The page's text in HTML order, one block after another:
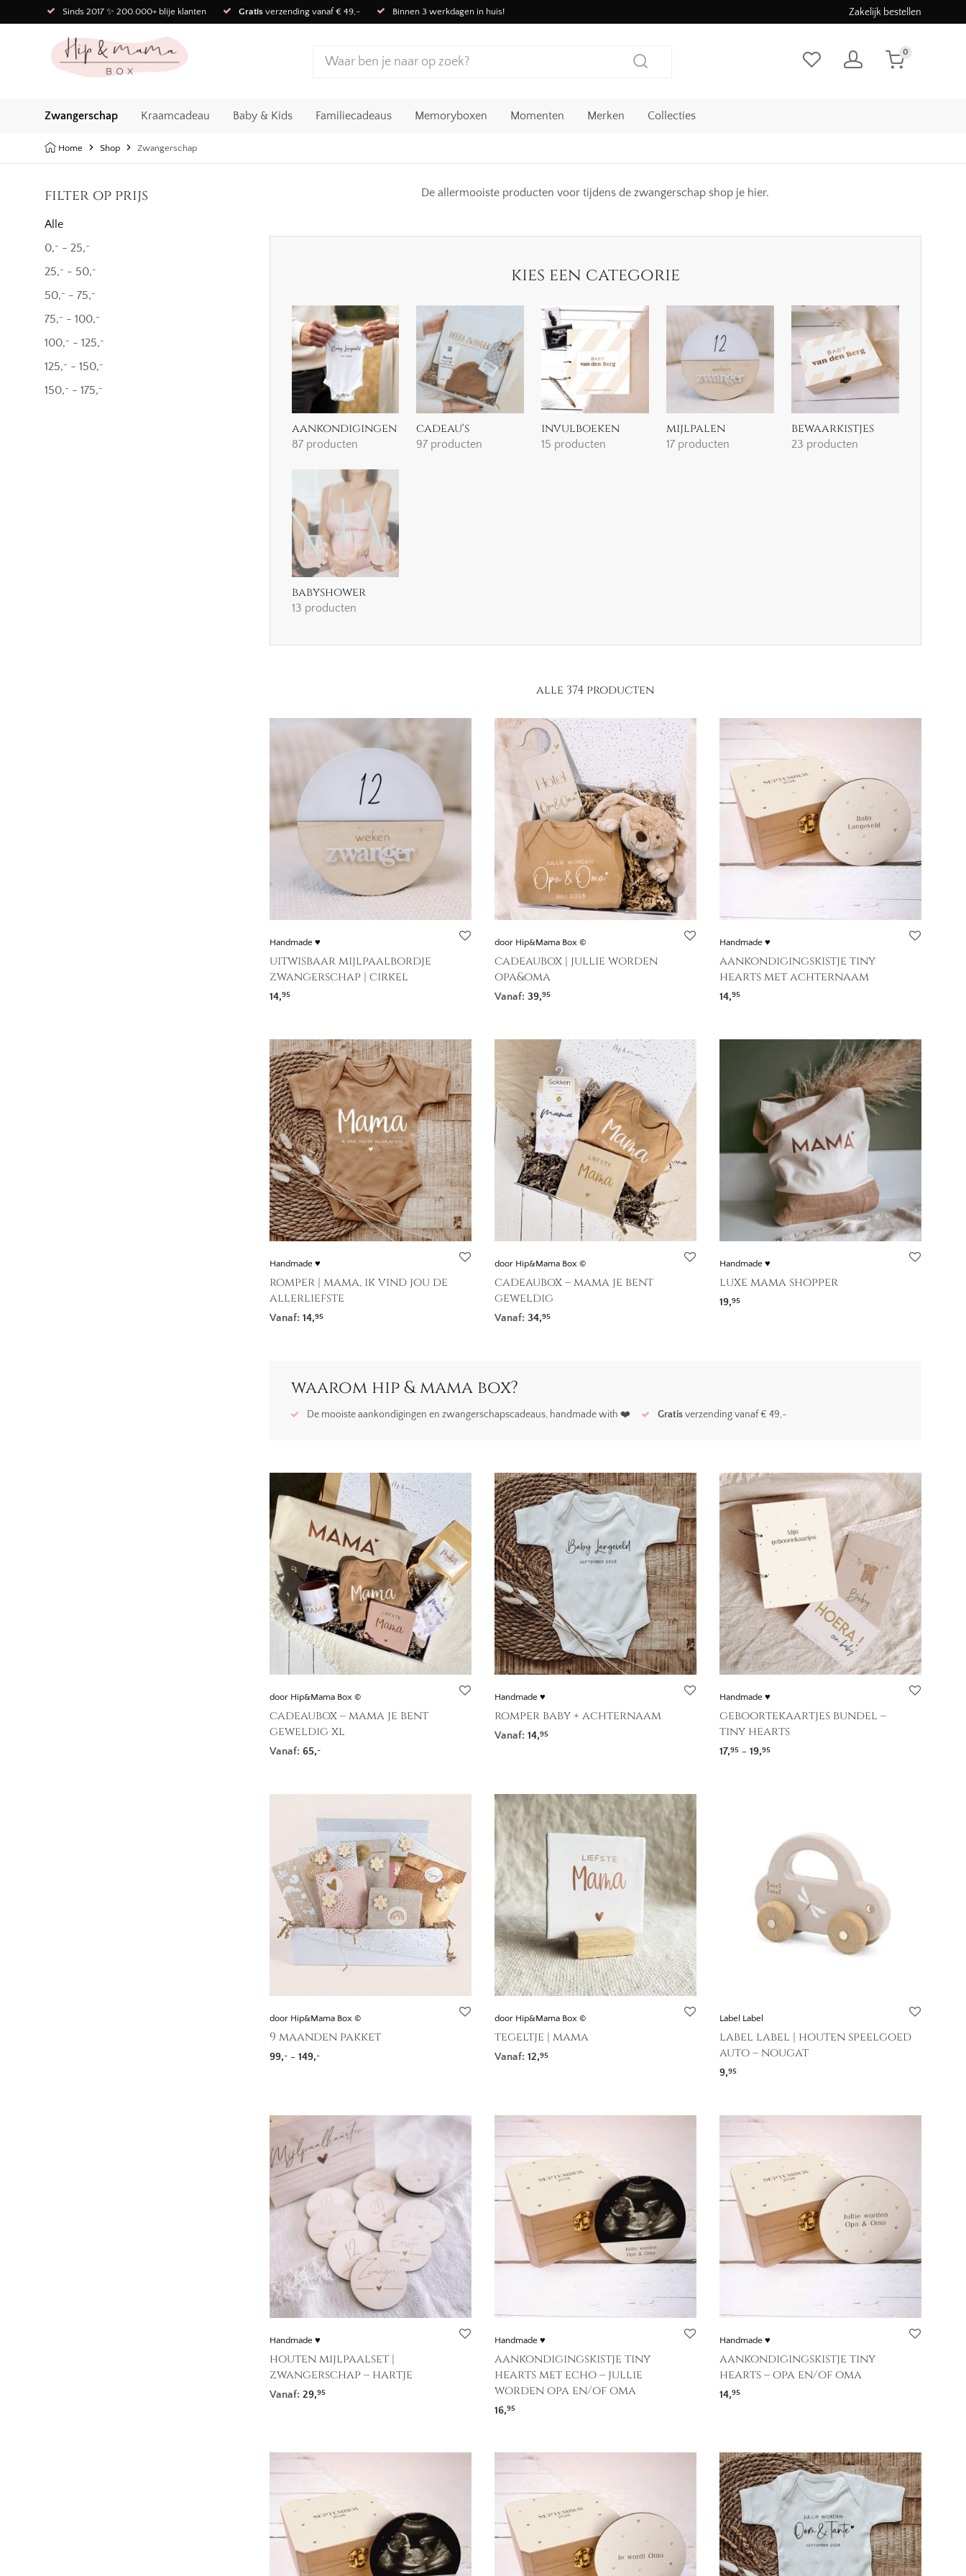
Sinds 2017 ✨ 200.000+ blije klanten Gratis verzending vanaf € 49,- Binnen 3 werkdagen in huis! Zakelijk bestellen
0
Zwangerschap Kraamcadeau Baby & Kids Familiecadeaus Memoryboxen Momenten Merken Collecties
Home Shop Zwangerschap
filter op prijs
Alle
0,- - 25,-
25,- - 50,-
50,- - 75,-
75,- - 100,-
100,- - 125,-
125,- - 150,-
150,- - 175,-
De allermooiste producten voor tijdens de zwangerschap shop je hier.
kies een categorie
aankondigingen
87 producten
cadeau's
97 producten
invulboeken
15 producten
mijlpalen
17 producten
bewaarkistjes
23 producten
babyshower
13 producten
alle 374 producten
Handmade ♥
uitwisbaar mijlpaalbordje
zwangerschap | cirkel
14,95
door Hip&Mama Box ©
cadeaubox | jullie worden
opa&oma
Vanaf: 39,95
Handmade ♥
aankondigingskistje tiny
hearts met achternaam
14,95
Handmade ♥
romper | mama, ik vind jou de
allerliefste
Vanaf: 14,95
door Hip&Mama Box ©
cadeaubox – mama je bent
geweldig
Vanaf: 34,95
Handmade ♥
luxe mama shopper
19,95
door Hip&Mama Box ©
cadeaubox – mama je bent
geweldig xl
Vanaf: 65,-
Handmade ♥
romper baby + achternaam
Vanaf: 14,95
Handmade ♥
geboortekaartjes bundel –
tiny hearts
17,95 - 19,95Prijsklasse: 17,95 tot 19,95
door Hip&Mama Box ©
9 maanden pakket
99,- - 149,-Prijsklasse: 99,- tot 149,-
door Hip&Mama Box ©
tegeltje | mama
Vanaf: 12,95
Label Label
label label | houten speelgoed
auto – nougat
9,95
Handmade ♥
houten mijlpaalset |
zwangerschap – hartje
Vanaf: 29,95
Handmade ♥
aankondigingskistje tiny
hearts met echo – jullie
worden opa en/of oma
16,95
Handmade ♥
aankondigingskistje tiny
hearts – opa en/of oma
14,95
waarom hip & mama box?
De mooiste aankondigingen en zwangerschapscadeaus, handmade with ❤️ Gratisverzending vanaf € 49,-